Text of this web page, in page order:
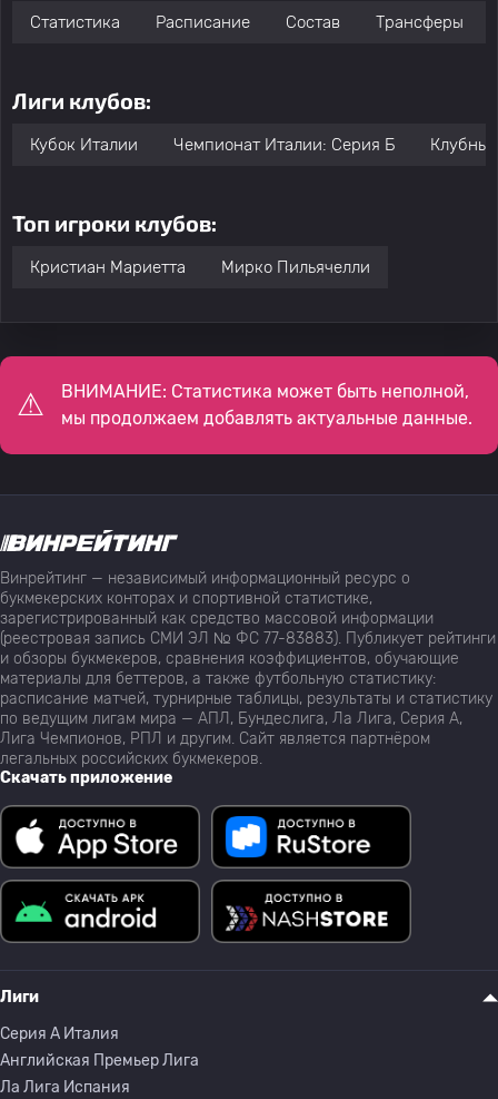
Статистика Расписание Состав Трансферы
Лиги клубов:
Кубок Италии Чемпионат Италии: Серия Б
Топ игроки клубов:
Кристиан Мариетта Мирко Пильячелли
ВНИМАНИЕ: Статистика может быть неполной,
мы продолжаем добавлять актуальные данные.
Винрейтинг — независимый информационный ресурс о
букмекерских конторах и спортивной статистике,
зарегистрированный как средство массовой информации
(реестровая запись СМИ ЭЛ № ФС 77-83883). Публикует рейтинги
и обзоры букмекеров, сравнения коэффициентов, обучающие
материалы для беттеров, а также футбольную статистику:
расписание матчей, турнирные таблицы, результаты и статистику
по ведущим лигам мира — АПЛ, Бундеслига, Ла Лига, Серия А,
Лига Чемпионов, РПЛ и другим. Сайт является партнёром
легальных российских букмекеров.
Скачать приложение
Лиги
Серия A Италия
Английская Премьер Лига
Ла Лига Испания